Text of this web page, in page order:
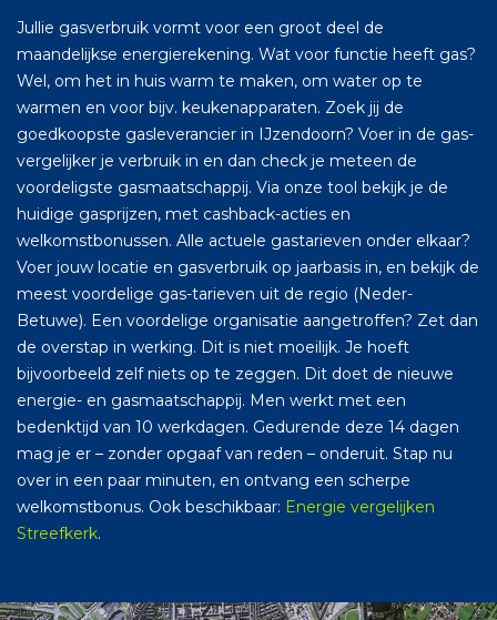
Jullie gasverbruik vormt voor een groot deel de
maandelijkse energierekening. Wat voor functie heeft gas?
Wel, om het in huis warm te maken, om water op te
warmen en voor bijv. keukenapparaten. Zoek jij de
goedkoopste gasleverancier in IJzendoorn? Voer in de gas-
vergelijker je verbruik in en dan check je meteen de
voordeligste gasmaatschappij. Via onze tool bekijk je de
huidige gasprijzen, met cashback-acties en
welkomstbonussen. Alle actuele gastarieven onder elkaar?
Voer jouw locatie en gasverbruik op jaarbasis in, en bekijk de
meest voordelige gas-tarieven uit de regio (Neder-
Betuwe). Een voordelige organisatie aangetroffen? Zet dan
de overstap in werking. Dit is niet moeilijk. Je hoeft
bijvoorbeeld zelf niets op te zeggen. Dit doet de nieuwe
energie- en gasmaatschappij. Men werkt met een
bedenktijd van 10 werkdagen. Gedurende deze 14 dagen
mag je er – zonder opgaaf van reden – onderuit. Stap nu
over in een paar minuten, en ontvang een scherpe
welkomstbonus. Ook beschikbaar: Energie vergelijken
Streefkerk.